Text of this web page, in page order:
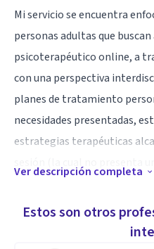
Mi servicio se encuentra
personas adultas que
psicoterapéutico online, a
con una perspectiva
planes de tratamiento
necesidades presentadas,
estrategias terapéuticas
neurodiversos (TEA, TDAH,
autoconcepto, identidad de
Ver descripción completa
Estos son otros